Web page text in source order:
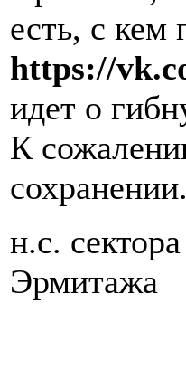
есть, с кем
https://
идет о
К
сохранении.
н.с.
Эрмитажа